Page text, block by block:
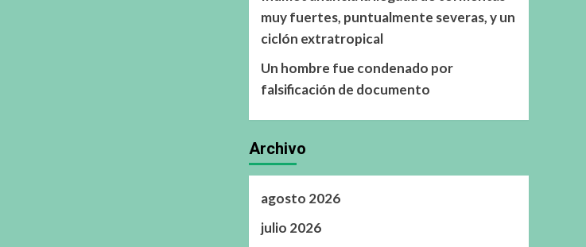
muy fuertes, puntualmente severas, y un
ciclón extratropical
Un hombre fue condenado por
falsificación de documento
Archivo
agosto 2026
julio 2026